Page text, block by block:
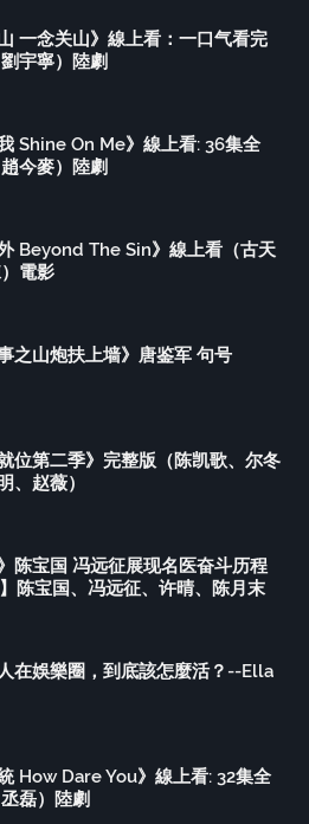
一念关山》線上看：一口气看完
劉宇寧）陸劇
Shine On Me》線上看: 36集全
趙今麥）陸劇
外 Beyond The Sin》線上看（古天
電影
之山炮扶上墙》唐鉴军 句号
位第二季》完整版（陈凯歌、尔冬
、赵薇）
陈宝国 冯远征展现名医奋斗历程
】陈宝国、冯远征、许晴、陈月末
在娛樂圈，到底該怎麼活？--Ella
How Dare You》線上看: 32集全
丞磊）陸劇